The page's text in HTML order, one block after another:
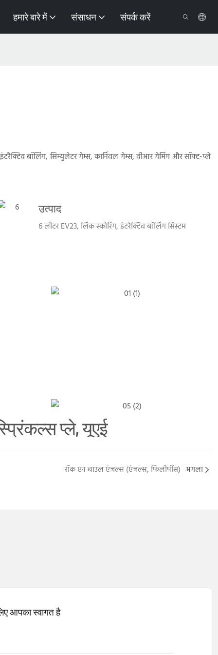
हमारे बारे में संसाधन संपर्क करें
बॉलिंग, सिम्युलेटर गेम्स, कार्निवल गेम्स, वीआर गेमिंग और सॉफ्ट-प्ले
उत्पाद
6 लीटर EV23, लिंक स्कोरिंग, इंटरैक्टिव बॉलिंग सिस्टम
प्ले, यूएई
रॉक एन बाउल एंजल्स (एंजल्स, फिलीपींस) अगला
आपका स्वागत है